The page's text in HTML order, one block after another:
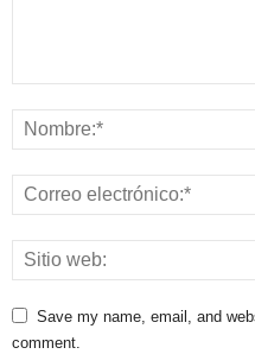
Save my name, email, and
comment.